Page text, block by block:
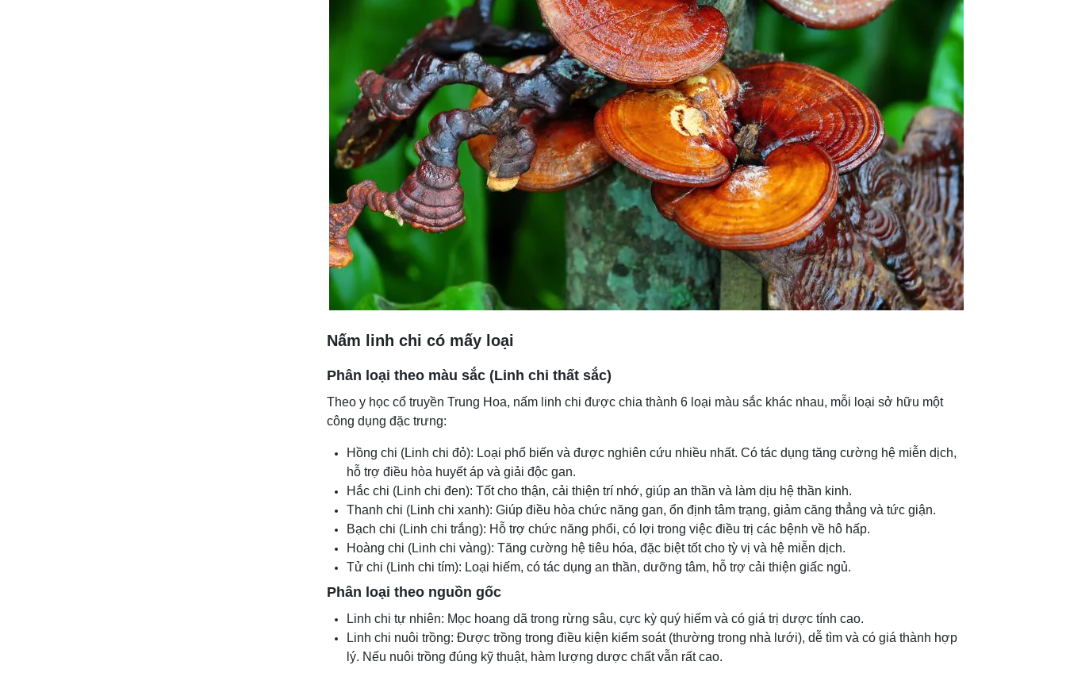
Nấm linh chi có mấy loại
Phân loại theo màu sắc (Linh chi thất sắc)
Theo y học cổ truyền Trung Hoa, nấm linh chi được chia thành 6 loại màu sắc khác nhau, mỗi loại sở hữu một
công dụng đặc trưng:
Hồng chi (Linh chi đỏ): Loại phổ biến và được nghiên cứu nhiều nhất. Có tác dụng tăng cường hệ miễn dịch,
hỗ trợ điều hòa huyết áp và giải độc gan.
Hắc chi (Linh chi đen): Tốt cho thận, cải thiện trí nhớ, giúp an thần và làm dịu hệ thần kinh.
Thanh chi (Linh chi xanh): Giúp điều hòa chức năng gan, ổn định tâm trạng, giảm căng thẳng và tức giận.
Bạch chi (Linh chi trắng): Hỗ trợ chức năng phổi, có lợi trong việc điều trị các bệnh về hô hấp.
Hoàng chi (Linh chi vàng): Tăng cường hệ tiêu hóa, đặc biệt tốt cho tỳ vị và hệ miễn dịch.
Tử chi (Linh chi tím): Loại hiếm, có tác dụng an thần, dưỡng tâm, hỗ trợ cải thiện giấc ngủ.
Phân loại theo nguồn gốc
Linh chi tự nhiên: Mọc hoang dã trong rừng sâu, cực kỳ quý hiếm và có giá trị dược tính cao.
Linh chi nuôi trồng: Được trồng trong điều kiện kiểm soát (thường trong nhà lưới), dễ tìm và có giá thành hợp
lý. Nếu nuôi trồng đúng kỹ thuật, hàm lượng dược chất vẫn rất cao.